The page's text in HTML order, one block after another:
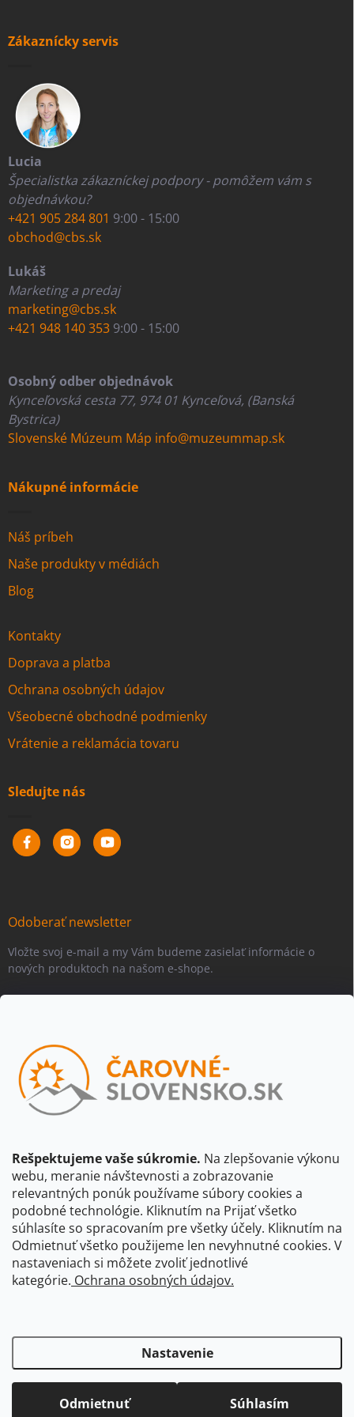
Rešpektujeme vaše súkromie. Na zlepšovanie výkonu
webu, meranie návštevnosti a zobrazovanie
relevantných ponúk používame súbory cookies a
podobné technológie. Kliknutím na Prijať všetko
súhlasíte so spracovaním pre všetky účely. Kliknutím na
Odmietnuť všetko použijeme len nevyhnutné cookies. V
nastaveniach si môžete zvoliť jednotlivé
kategórie. Ochrana osobných údajov.
Nastavenie
Odmietnuť Súhlasím
Zákaznícky servis
Lucia
Špecialistka zákazníckej podpory - pomôžem vám s
objednávkou?
+421 905 284 801 9:00 - 15:00
obchod@cbs.sk
Lukáš
Marketing a predaj
marketing@cbs.sk
+421 948 140 353 9:00 - 15:00
Osobný odber objednávok
Kynceľovská cesta 77, 974 01 Kynceľová, (Banská
Bystrica)
Slovenské Múzeum Máp info@muzeummap.sk
Nákupné informácie
Náš príbeh
Naše produkty v médiách
Blog
Kontakty
Doprava a platba
Ochrana osobných údajov
Všeobecné obchodné podmienky
Vrátenie a reklamácia tovaru
Sledujte nás
Odoberať newsletter
Vložte svoj e-mail a my Vám budeme zasielať informácie o
nových produktoch na našom e-shope.
Vložením e-mailu súhlasíte spodmienkami ochrany osobných
údajov
Beriem na vedomie, že adresa bude spracovaná za účelom
údajov dostupnými na tejto stránke.
Prihlásiť sa
CBS Slovensko CBS Česko Shocart
VKÚ Mapy Harmanec
Čarovné Česko
Copyright 2026Čarovné-Slovensko.sk . Všetky práva vyhradené.